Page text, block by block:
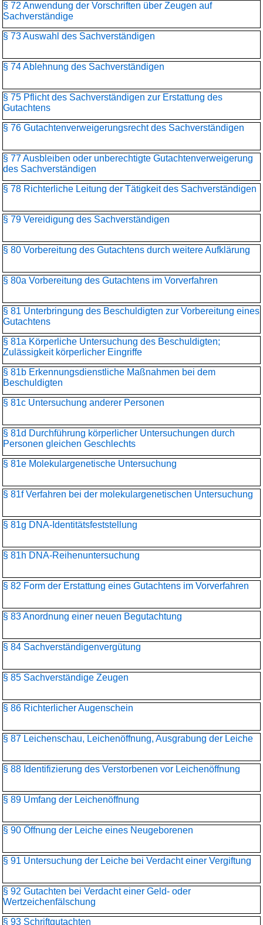
§ 72 Anwendung der Vorschriften über Zeugen auf
Sachverständige
§ 73 Auswahl des Sachverständigen
§ 74 Ablehnung des Sachverständigen
§ 75 Pflicht des Sachverständigen zur Erstattung des
Gutachtens
§ 76 Gutachtenverweigerungsrecht des Sachverständigen
§ 77 Ausbleiben oder unberechtigte Gutachtenverweigerung
des Sachverständigen
§ 78 Richterliche Leitung der Tätigkeit des Sachverständigen
§ 79 Vereidigung des Sachverständigen
§ 80 Vorbereitung des Gutachtens durch weitere Aufklärung
§ 80a Vorbereitung des Gutachtens im Vorverfahren
§ 81 Unterbringung des Beschuldigten zur Vorbereitung eines
Gutachtens
§ 81a Körperliche Untersuchung des Beschuldigten;
Zulässigkeit körperlicher Eingriffe
§ 81b Erkennungsdienstliche Maßnahmen bei dem
Beschuldigten
§ 81c Untersuchung anderer Personen
§ 81d Durchführung körperlicher Untersuchungen durch
Personen gleichen Geschlechts
§ 81e Molekulargenetische Untersuchung
§ 81f Verfahren bei der molekulargenetischen Untersuchung
§ 81g DNA-Identitätsfeststellung
§ 81h DNA-Reihenuntersuchung
§ 82 Form der Erstattung eines Gutachtens im Vorverfahren
§ 83 Anordnung einer neuen Begutachtung
§ 84 Sachverständigenvergütung
§ 85 Sachverständige Zeugen
§ 86 Richterlicher Augenschein
§ 87 Leichenschau, Leichenöffnung, Ausgrabung der Leiche
§ 88 Identifizierung des Verstorbenen vor Leichenöffnung
§ 89 Umfang der Leichenöffnung
§ 90 Öffnung der Leiche eines Neugeborenen
§ 91 Untersuchung der Leiche bei Verdacht einer Vergiftung
§ 92 Gutachten bei Verdacht einer Geld- oder
Wertzeichenfälschung
§ 93 Schriftgutachten